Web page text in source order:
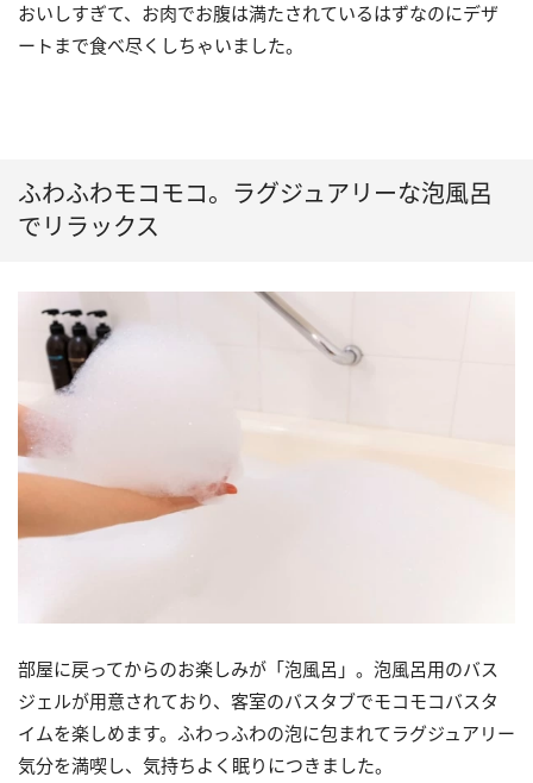
おいしすぎて、お肉でお腹は満たされているはずなのにデザ
ートまで食べ尽くしちゃいました。
ふわふわモコモコ。ラグジュアリーな泡風呂
でリラックス
部屋に戻ってからのお楽しみが「泡風呂」。泡風呂用のバス
ジェルが用意されており、客室のバスタブでモコモコバスタ
イムを楽しめます。ふわっふわの泡に包まれてラグジュアリー
気分を満喫し、気持ちよく眠りにつきました。